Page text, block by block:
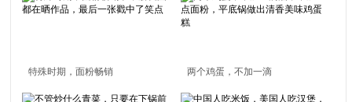
特殊时期，面粉畅销
了，朋友圈都在晒作
两个鸡蛋，不加一滴
油，不加一点面粉，平